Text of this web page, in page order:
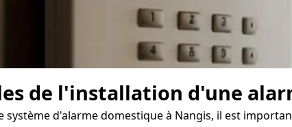
de l'installation d'une
système d'alarme domestique à Nangis, il est